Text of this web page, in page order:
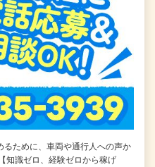
るために、車両や通行人への声か
知識ゼロ、経験ゼロから稼げ